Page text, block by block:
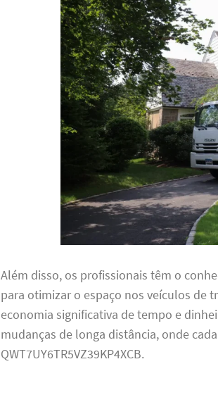
Além disso, os profissionais têm o
para otimizar o espaço nos veículos de
economia significativa de tempo e
mudanças de longa distância, onde
QWT7UY6TR5VZ39KP4XCB.